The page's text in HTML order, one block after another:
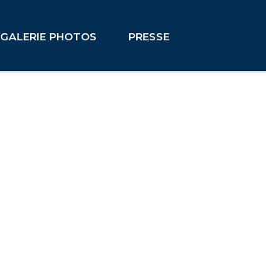
GALERIE PHOTOS PRESSE